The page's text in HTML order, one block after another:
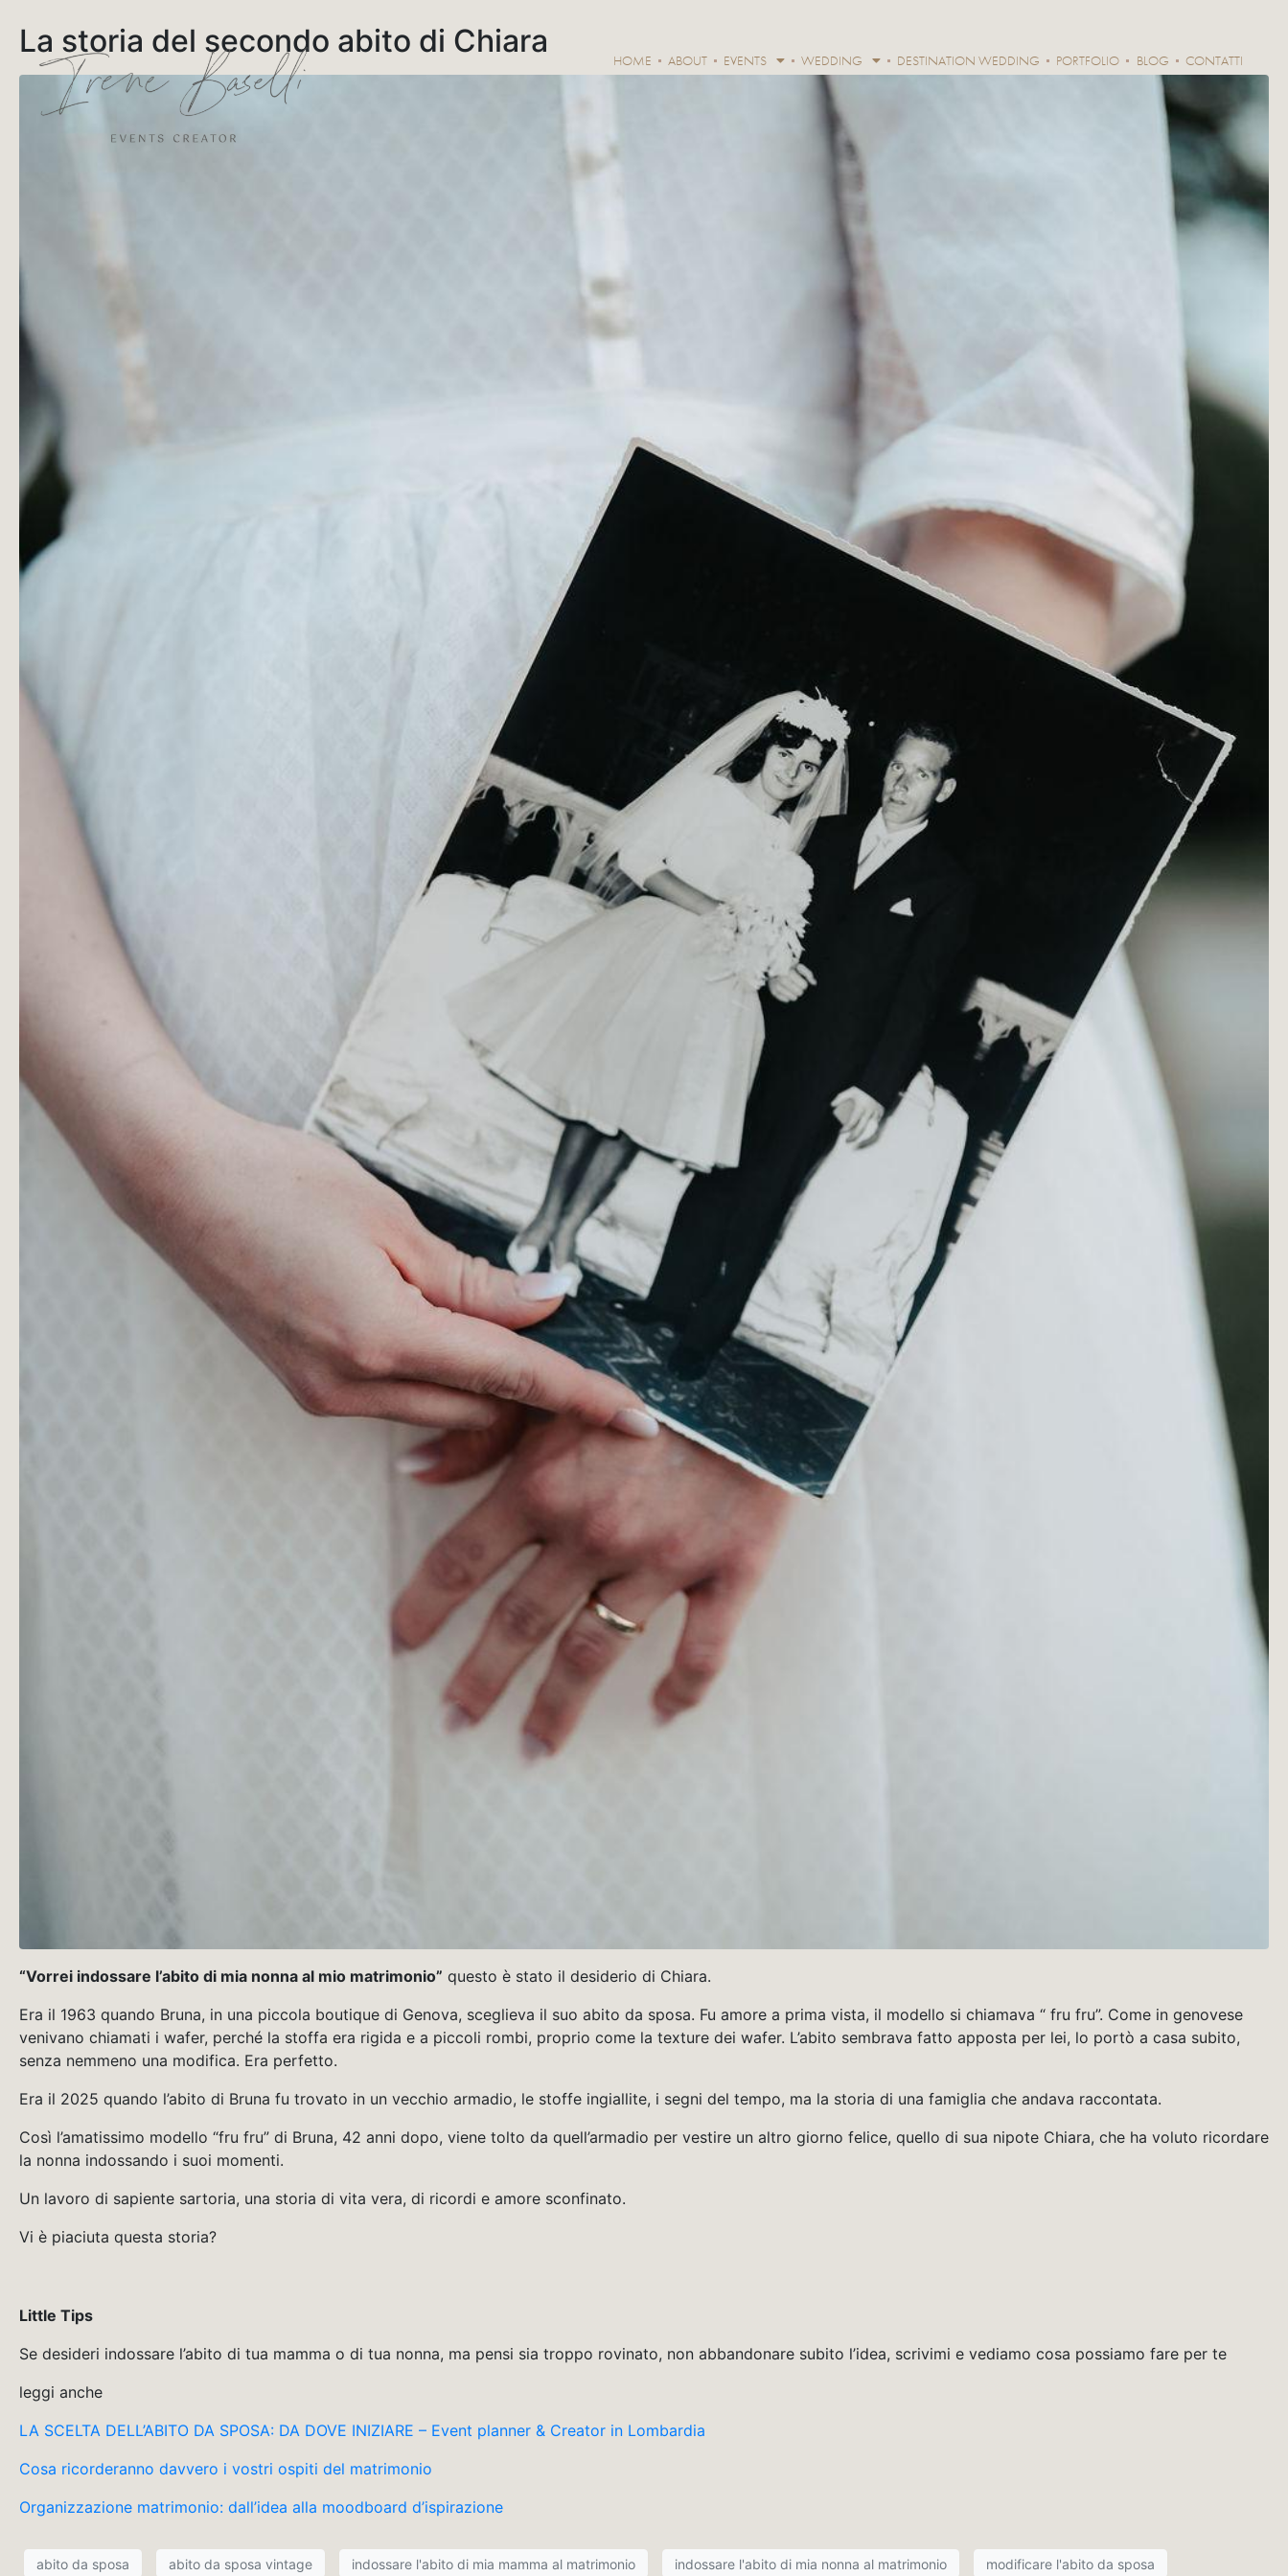
HOME ABOUT EVENTS WEDDING DESTINATION WEDDING PORTFOLIO BLOG CONTATTI
La storia del secondo abito di Chiara
“Vorrei indossare l’abito di mia nonna al mio matrimonio” questo è stato il desiderio di Chiara.
Era il 1963 quando Bruna, in una piccola boutique di Genova, sceglieva il suo abito da sposa. Fu amore a prima vista, il modello si chiamava “ fru fru”. Come in genovese
venivano chiamati i wafer, perché la stoffa era rigida e a piccoli rombi, proprio come la texture dei wafer. L’abito sembrava fatto apposta per lei, lo portò a casa subito,
senza nemmeno una modifica. Era perfetto.
Era il 2025 quando l’abito di Bruna fu trovato in un vecchio armadio, le stoffe ingiallite, i segni del tempo, ma la storia di una famiglia che andava raccontata.
Così l’amatissimo modello “fru fru” di Bruna, 42 anni dopo, viene tolto da quell’armadio per vestire un altro giorno felice, quello di sua nipote Chiara, che ha voluto ricordare
la nonna indossando i suoi momenti.
Un lavoro di sapiente sartoria, una storia di vita vera, di ricordi e amore sconfinato.
Vi è piaciuta questa storia?
Little Tips
Se desideri indossare l’abito di tua mamma o di tua nonna, ma pensi sia troppo rovinato, non abbandonare subito l’idea, scrivimi e vediamo cosa possiamo fare per te
leggi anche
LA SCELTA DELL’ABITO DA SPOSA: DA DOVE INIZIARE – Event planner & Creator in Lombardia
Cosa ricorderanno davvero i vostri ospiti del matrimonio
Organizzazione matrimonio: dall’idea alla moodboard d’ispirazione
abito da sposa abito da sposa vintage indossare l'abito di mia mamma al matrimonio indossare l'abito di mia nonna al matrimonio modificare l'abito da sposa